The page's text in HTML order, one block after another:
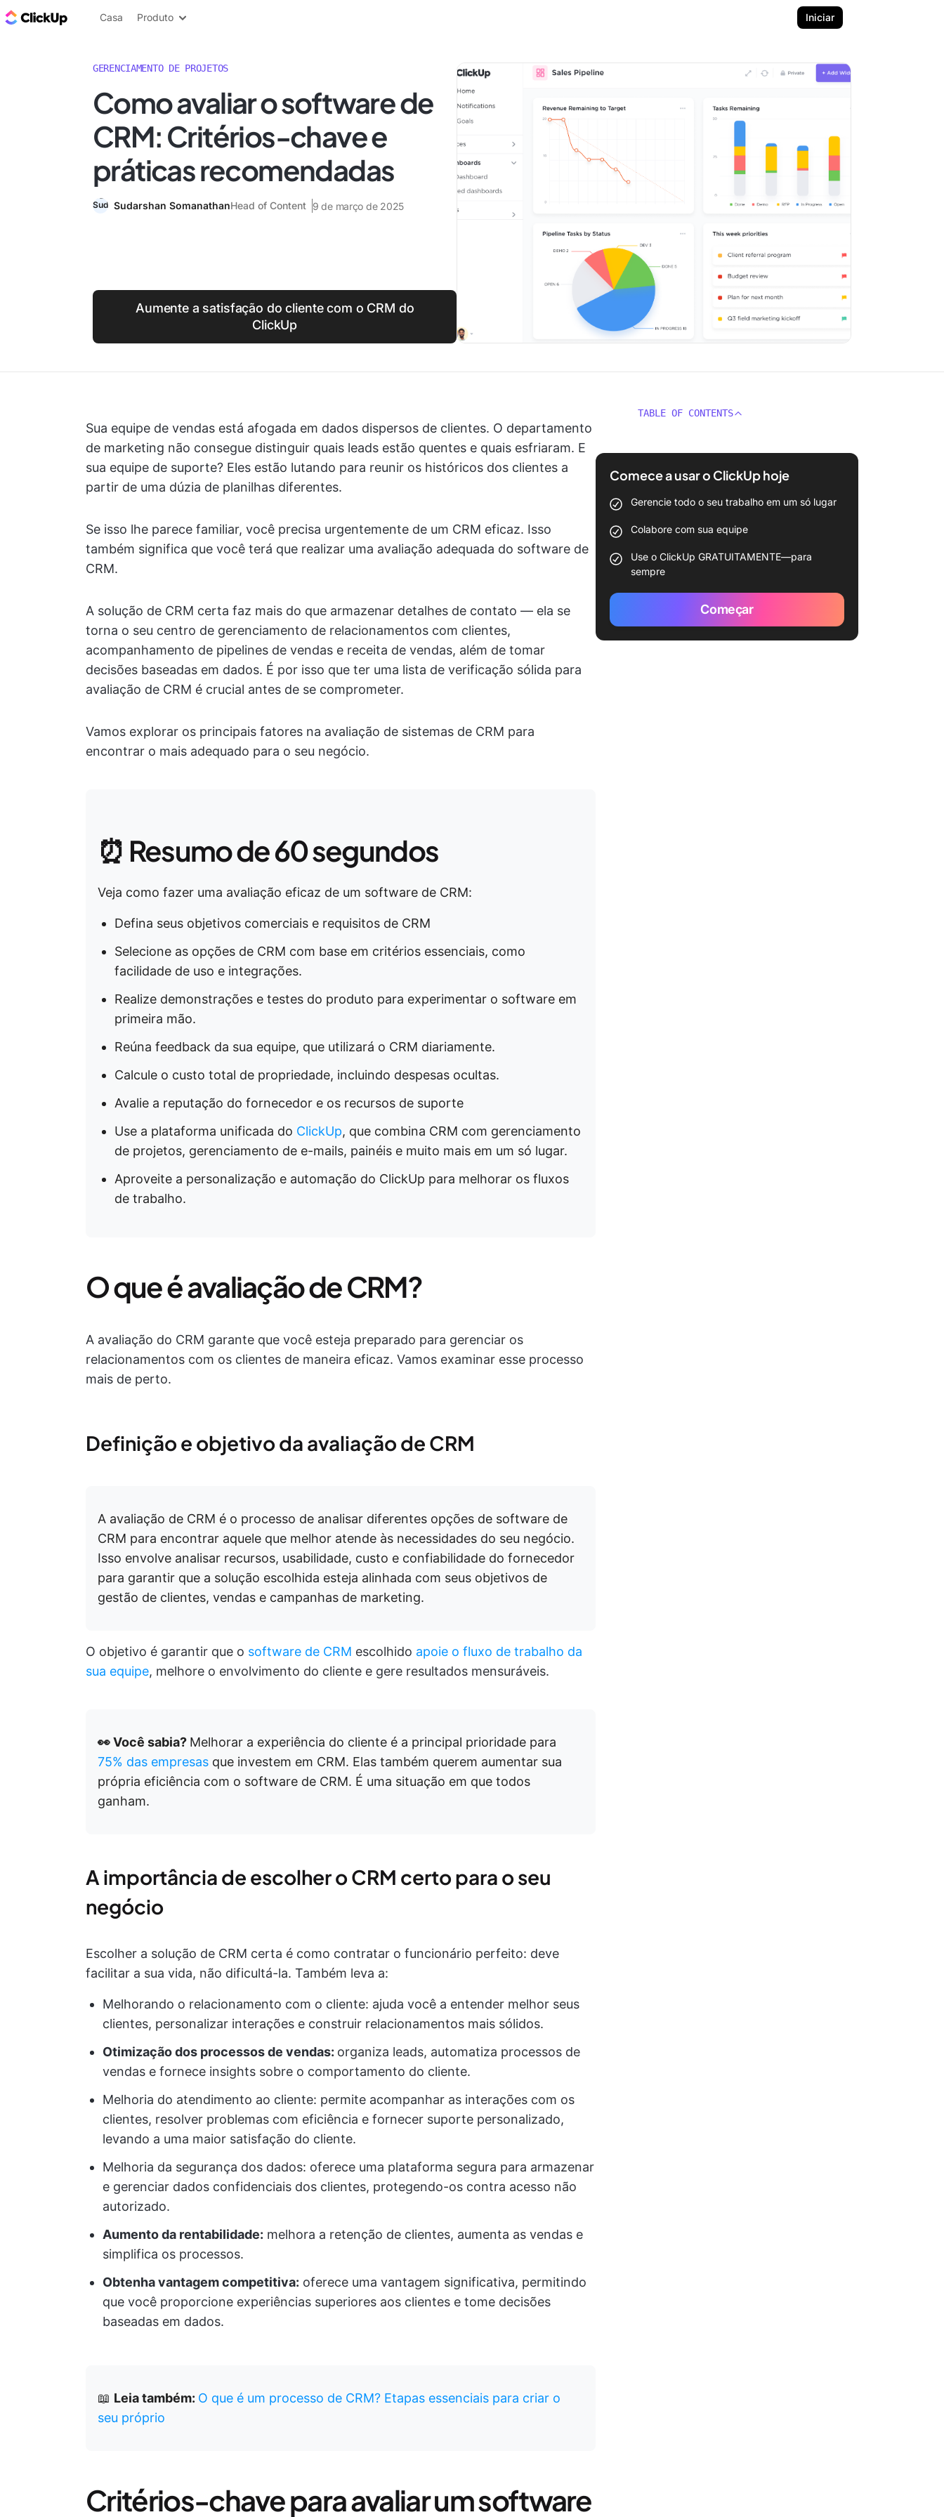
ClickUp Blogue
Casa Produto Iniciar
GERENCIAMENTO DE PROJETOS
Como avaliar o software de
CRM: Critérios-chave e
práticas recomendadas
Sudarshan SomanathanHead of Content 9 de março de 2025
Aumente a satisfação do cliente com o CRM do
ClickUp
Sua equipe de vendas está afogada em dados dispersos de clientes. O departamento
de marketing não consegue distinguir quais leads estão quentes e quais esfriaram. E
sua equipe de suporte? Eles estão lutando para reunir os históricos dos clientes a
partir de uma dúzia de planilhas diferentes.
Se isso lhe parece familiar, você precisa urgentemente de um CRM eficaz. Isso
também significa que você terá que realizar uma avaliação adequada do software de
CRM.
A solução de CRM certa faz mais do que armazenar detalhes de contato — ela se
torna o seu centro de gerenciamento de relacionamentos com clientes,
acompanhamento de pipelines de vendas e receita de vendas, além de tomar
decisões baseadas em dados. É por isso que ter uma lista de verificação sólida para
avaliação de CRM é crucial antes de se comprometer.
Vamos explorar os principais fatores na avaliação de sistemas de CRM para
encontrar o mais adequado para o seu negócio.
⏰ Resumo de 60 segundos
Veja como fazer uma avaliação eficaz de um software de CRM:
Defina seus objetivos comerciais e requisitos de CRM
Selecione as opções de CRM com base em critérios essenciais, como
facilidade de uso e integrações.
Realize demonstrações e testes do produto para experimentar o software em
primeira mão.
Reúna feedback da sua equipe, que utilizará o CRM diariamente.
Calcule o custo total de propriedade, incluindo despesas ocultas.
Avalie a reputação do fornecedor e os recursos de suporte
Use a plataforma unificada do ClickUp, que combina CRM com gerenciamento
de projetos, gerenciamento de e-mails, painéis e muito mais em um só lugar.
Aproveite a personalização e automação do ClickUp para melhorar os fluxos
de trabalho.
O que é avaliação de CRM?
A avaliação do CRM garante que você esteja preparado para gerenciar os
relacionamentos com os clientes de maneira eficaz. Vamos examinar esse processo
mais de perto.
Definição e objetivo da avaliação de CRM
A avaliação de CRM é o processo de analisar diferentes opções de software de
CRM para encontrar aquele que melhor atende às necessidades do seu negócio.
Isso envolve analisar recursos, usabilidade, custo e confiabilidade do fornecedor
para garantir que a solução escolhida esteja alinhada com seus objetivos de
gestão de clientes, vendas e campanhas de marketing.
O objetivo é garantir que o software de CRM escolhido apoie o fluxo de trabalho da
sua equipe, melhore o envolvimento do cliente e gere resultados mensuráveis.
👀 Você sabia? Melhorar a experiência do cliente é a principal prioridade para
75% das empresas que investem em CRM. Elas também querem aumentar sua
própria eficiência com o software de CRM. É uma situação em que todos
ganham.
A importância de escolher o CRM certo para o seu
negócio
Escolher a solução de CRM certa é como contratar o funcionário perfeito: deve
facilitar a sua vida, não dificultá-la. Também leva a:
Melhorando o relacionamento com o cliente: ajuda você a entender melhor seus
clientes, personalizar interações e construir relacionamentos mais sólidos.
Otimização dos processos de vendas: organiza leads, automatiza processos de
vendas e fornece insights sobre o comportamento do cliente.
Melhoria do atendimento ao cliente: permite acompanhar as interações com os
clientes, resolver problemas com eficiência e fornecer suporte personalizado,
levando a uma maior satisfação do cliente.
Melhoria da segurança dos dados: oferece uma plataforma segura para armazenar
e gerenciar dados confidenciais dos clientes, protegendo-os contra acesso não
autorizado.
Aumento da rentabilidade: melhora a retenção de clientes, aumenta as vendas e
simplifica os processos.
Obtenha vantagem competitiva: oferece uma vantagem significativa, permitindo
que você proporcione experiências superiores aos clientes e tome decisões
baseadas em dados.
📖 Leia também: O que é um processo de CRM? Etapas essenciais para criar o
seu próprio
Critérios-chave para avaliar um software
TABLE OF CONTENTS
Comece a usar o ClickUp hoje
Gerencie todo o seu trabalho em um só lugar
Colabore com sua equipe
Use o ClickUp GRATUITAMENTE—para
sempre
Começar